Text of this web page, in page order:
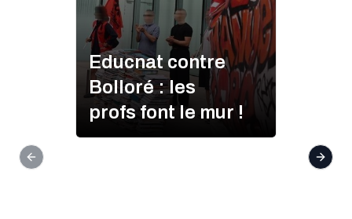
Educnat contre
Bolloré : les
profs font le mur !
Previous slide Next